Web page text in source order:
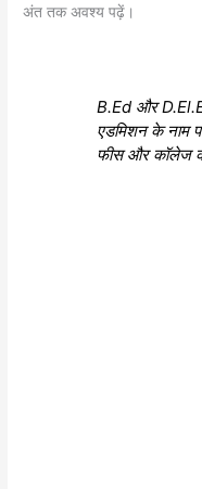
अंत तक अवश्य पढ़ें।
B.Ed और
एडमिशन के नाम
फीस और कॉलेज